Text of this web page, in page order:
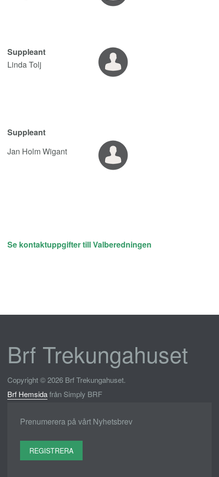
Suppleant
Linda Tolj
Suppleant
Jan Holm Wigant
Se kontaktuppgifter till Valberedningen
Brf Trekungahuset
Copyright © 2026 Brf Trekungahuset.
Brf Hemsidafrån Simply BRF
Prenumerera på vårt Nyhetsbrev
REGISTRERA